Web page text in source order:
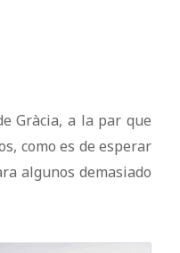
Gràcia, a la par que
como es de esperar
algunos demasiado